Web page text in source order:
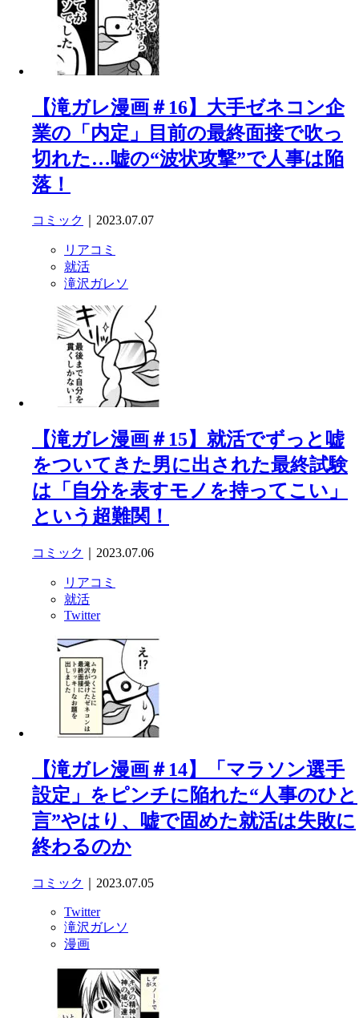
【滝ガレ漫画＃16】大手ゼネコン企
業の「内定」目前の最終面接で吹っ
切れた…嘘の“波状攻撃”で人事は陥
落！
コミック ｜2023.07.07
リアコミ
就活
滝沢ガレソ
【滝ガレ漫画＃15】就活でずっと嘘
をついてきた男に出された最終試験
は「自分を表すモノを持ってこい」
という超難関！
コミック ｜2023.07.06
リアコミ
就活
Twitter
【滝ガレ漫画＃14】「マラソン選手
設定」をピンチに陥れた“人事のひと
言”やはり、嘘で固めた就活は失敗に
終わるのか
コミック ｜2023.07.05
Twitter
滝沢ガレソ
漫画